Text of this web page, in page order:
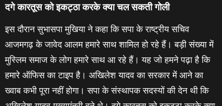
दगे कारतूस को इकट्ठा करके क्या चल सकती गोली
इस दौरान सुभासपा मुखिया ने कहा कि सपा के राष्ट्रीय सचिव
आजमगढ़ के जावेद आलम हमारे साथ शामिल हो रहे हैं। बड़ी संख्या में
मुस्लिम समाज के लोग हमारे साथ आ रहे हैं। यह जो हमने पढ़ा है कि
हमारे ऑफिस का टाइप है। अखिलेश यादव का सरकार में आने का
ख्वाब कभी पूरा नहीं होगा। सपा के संस्थापक सदस्यों की देन थी कि